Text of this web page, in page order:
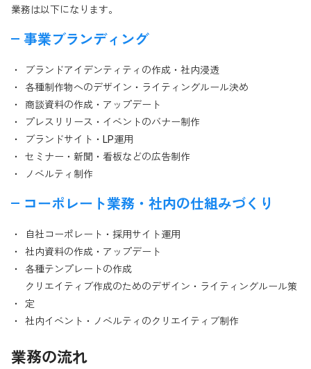
業務は以下になります。
事業ブランディング
ブランドアイデンティティの作成・社内浸透
各種制作物へのデザイン・ライティングルール決め
商談資料の作成・アップデート
プレスリリース・イベントのバナー制作
ブランドサイト・LP運用
セミナー・新聞・看板などの広告制作
ノベルティ制作
コーポレート業務・社内の仕組みづくり
自社コーポレート・採用サイト運用
社内資料の作成・アップデート
各種テンプレートの作成
クリエイティブ作成のためのデザイン・ライティングルール策
定
社内イベント・ノベルティのクリエイティブ制作
業務の流れ